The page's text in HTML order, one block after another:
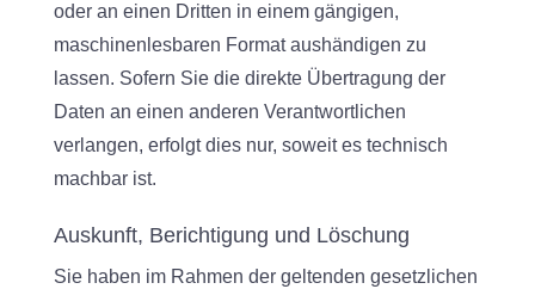
oder an einen Dritten in einem gängigen,
maschinenlesbaren Format aushändigen zu
lassen. Sofern Sie die direkte Übertragung der
Daten an einen anderen Verantwortlichen
verlangen, erfolgt dies nur, soweit es technisch
machbar ist.
Auskunft, Berichtigung und Löschung
Sie haben im Rahmen der geltenden gesetzlichen